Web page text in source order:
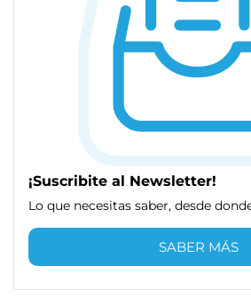
¡Suscribite al Newsletter!
Lo que necesitas saber, desde
SABER MÁS